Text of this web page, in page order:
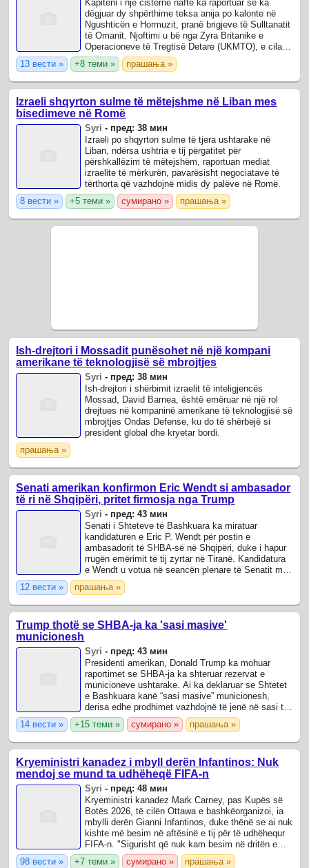
Kapiteni i një cisterne nafte ka raportuar se ka
dëgjuar dy shpërthime teksa anija po kalonte në
Ngushticën e Hormuzit, pranë brigjeve të Sulltanatit
të Omanit. Njoftimi u bë nga Zyra Britanike e
Operacioneve të Tregtisë Detare (UKMTO), e cila
monitoron sigurinë e lundrimit në ...
13 вести » +8 теми » прашања »
Izraeli shqyrton sulme të mëtejshme në Liban mes
bisedimeve në Romë
Syri - пред: 38 мин
Izraeli po shqyrton sulme të tjera ushtarake në
Liban, ndërsa ushtria e tij përgatitet për
përshkallëzim të mëtejshëm, raportuan mediat
izraelite të mërkurën, pavarësisht negociatave të
tërthorta që vazhdojnë midis dy palëve në Romë.
8 вести »
+5 теми » сумирано » прашања »
Ish-drejtori i Mossadit punësohet në një kompani
amerikane të teknologjisë së mbrojtjes
Syri - пред: 38 мин
Ish-drejtori i shërbimit izraelit të inteligjencës
Mossad, David Barnea, është emëruar në një rol
drejtues në kompaninë amerikane të teknologjisë së
mbrojtjes Ondas Defense, ku do të shërbejë si
president global dhe kryetar bordi.
прашања »
Senati amerikan konfirmon Eric Wendt si ambasador
të ri në Shqipëri, pritet firmosja nga Trump
Syri - пред: 43 мин
Senati i Shteteve të Bashkuara ka miratuar
kandidaturën e Eric P. Wendt për postin e
ambasadorit të SHBA-së në Shqipëri, duke i hapur
rrugën emërimit të tij zyrtar në Tiranë. Kandidatura
e Wendt u votua në seancën plenare të Senatit me
50 vota pro dhe 44 kundër, pas mbështetjes ...
12 вести » прашања »
Trump thotë se SHBA-ja ka 'sasi masive'
municionesh
Syri - пред: 43 мин
Presidenti amerikan, Donald Trump ka mohuar
raportimet se SHBA-ja ka shteruar rezervat e
municioneve ushtarake. Ai ka deklaruar se Shtetet
e Bashkuara kanë “sasi masive” municionesh,
derisa edhe prodhimet vazhdojnë të jenë në sasi të
mëdha.
14 вести » +15 теми » сумирано » прашања »
Kryeministri kanadez i mbyll derën Infantinos: Nuk
mendoj se mund ta udhëheqë FIFA-n
Syri - пред: 48 мин
Kryeministri kanadez Mark Carney, pas Kupës së
Botës 2026, të cilën Ottawa e bashkëorganizoi, ia
mbylli derën Gianni Infantinos, duke thënë se ai nuk
kishte më besim në aftësinë e tij për të udhëhequr
FIFA-n. "Sigurisht që nuk kam besim në dritën e
asaj që ka dalë në dritë," tha ...
98 вести » +7 теми » сумирано » прашања »